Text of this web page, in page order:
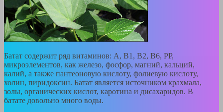
Батат содержит ряд витаминов: А, В1, В2, В6, РР,
микроэлементов, как железо, фосфор, магний, кальций,
калий, а также пантеоновую кислоту, фолиевую кислоту,
холин, пиридоксин. Батат является источником крахмала,
золы, органических кислот, каротина и дисахаридов. В
батате довольно много воды.